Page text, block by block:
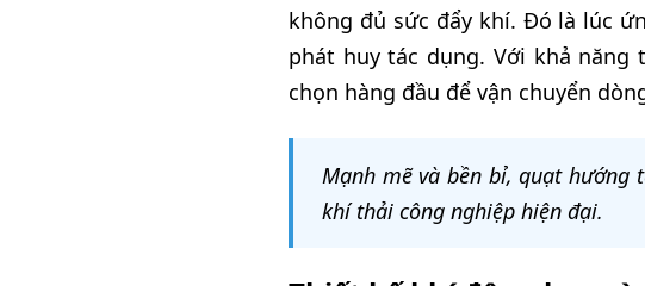
không đủ sức đẩy khí. Đó là lúc
phát huy tác dụng. Với khả
chọn hàng đầu để vận chuyển
Mạnh mẽ và bền bỉ, quạt hướng
khí thải công nghiệp hiện đại.